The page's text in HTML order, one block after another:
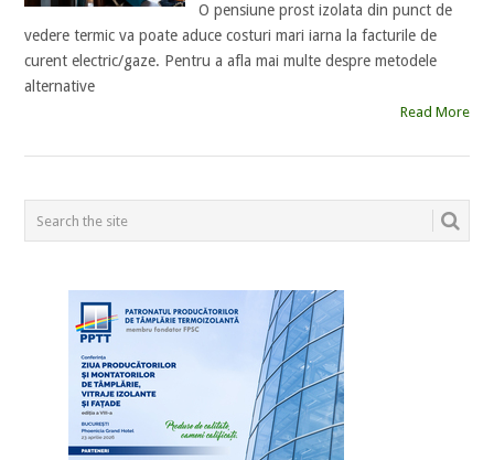
O pensiune prost izolata din punct de
vedere termic va poate aduce costuri mari iarna la facturile de
curent electric/gaze. Pentru a afla mai multe despre metodele
alternative
Read More
POSTS
NAVIGATION